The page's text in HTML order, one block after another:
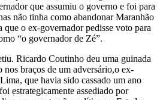
que assumiu o governo e foi para
não tinha como abandonar Maranhão
que o ex-governador pedisse voto para
“o governador de Zé”.
Ricardo Coutinho deu uma guinada
braços de um adversário,o ex-
que havia sido cassado um ano
estrategicamente assediado por